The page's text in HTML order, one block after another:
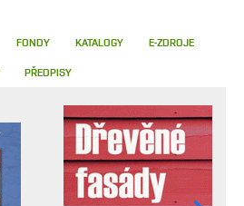
FONDY KATALOGY E-ZDROJE
PŘEDPISY